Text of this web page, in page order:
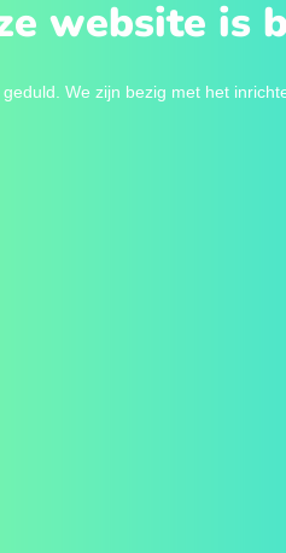
website is
We zijn bezig met het